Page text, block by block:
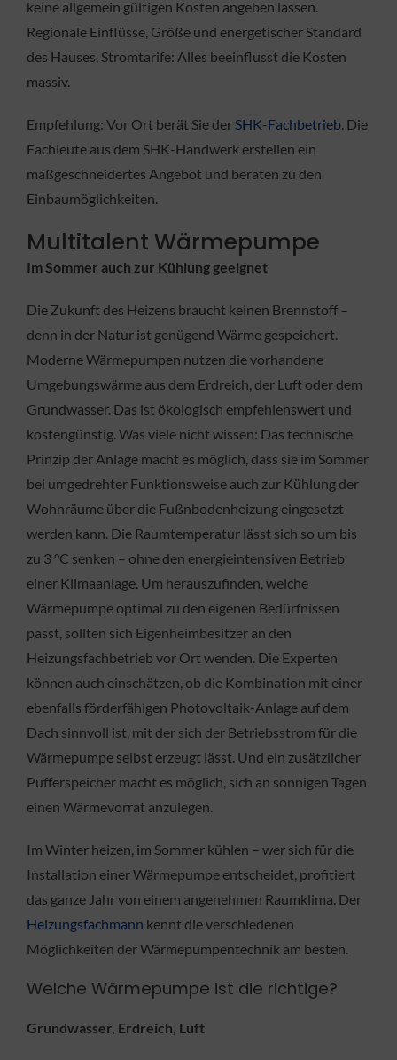
keine allgemein gültigen Kosten angeben lassen.
Regionale Einflüsse, Größe und energetischer Standard
des Hauses, Stromtarife: Alles beeinflusst die Kosten
massiv.
Empfehlung: Vor Ort berät Sie derSHK-Fachbetrieb. Die
Fachleute aus dem SHK-Handwerk erstellen ein
maßgeschneidertes Angebot und beraten zu den
Einbaumöglichkeiten.
Multitalent Wärmepumpe
Im Sommer auch zur Kühlung geeignet
Die Zukunft des Heizens braucht keinen Brennstoff –
denn in der Natur ist genügend Wärme gespeichert.
Moderne Wärmepumpen nutzen die vorhandene
Umgebungswärme aus dem Erdreich, der Luft oder dem
Grundwasser. Das ist ökologisch empfehlenswert und
kostengünstig. Was viele nicht wissen: Das technische
Prinzip der Anlage macht es möglich, dass sie im Sommer
bei umgedrehter Funktionsweise auch zur Kühlung der
Wohnräume über die Fußnbodenheizung eingesetzt
werden kann. Die Raumtemperatur lässt sich so um bis
zu 3 °C senken – ohne den energieintensiven Betrieb
einer Klimaanlage. Um herauszufinden, welche
Wärmepumpe optimal zu den eigenen Bedürfnissen
passt, sollten sich Eigenheimbesitzer an den
Heizungsfachbetrieb vor Ort wenden. Die Experten
können auch einschätzen, ob die Kombination mit einer
ebenfalls förderfähigen Photovoltaik-Anlage auf dem
Dach sinnvoll ist, mit der sich der Betriebsstrom für die
Wärmepumpe selbst erzeugt lässt. Und ein zusätzlicher
Pufferspeicher macht es möglich, sich an sonnigen Tagen
einen Wärmevorrat anzulegen.
Im Winter heizen, im Sommer kühlen – wer sich für die
Installation einer Wärmepumpe entscheidet, profitiert
das ganze Jahr von einem angenehmen Raumklima. Der
Heizungsfachmann kennt die verschiedenen
Möglichkeiten der Wärmepumpentechnik am besten.
Welche Wärmepumpe ist die richtige?
Grundwasser, Erdreich, Luft